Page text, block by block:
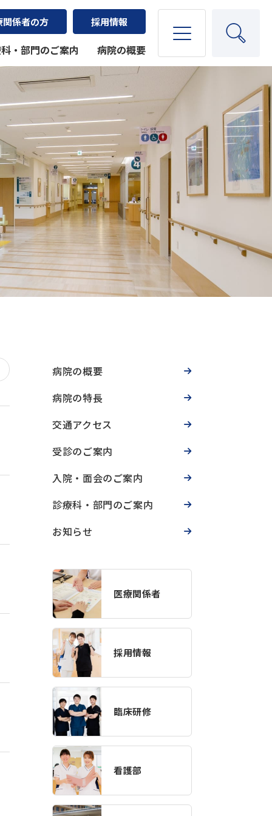
関係者の方 採用情報
・部門のご案内 病院の概要
病院の概要
病院の特長
交通アクセス
受診のご案内
入院・面会のご案内
診療科・部門のご案内
お知らせ
医療関係者
採用情報
臨床研修
看護部